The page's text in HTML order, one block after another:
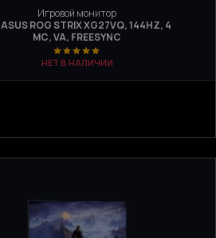
Игровой монитор
ROG STRIX XG27VQ, 144HZ, 4
МС, VA, FREESYNC
НЕТ В НАЛИЧИИ